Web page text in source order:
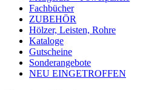
Fachbücher
ZUBEHÖR
Hölzer, Leisten, Rohre
Kataloge
Gutscheine
Sonderangebote
NEU EINGETROFFEN